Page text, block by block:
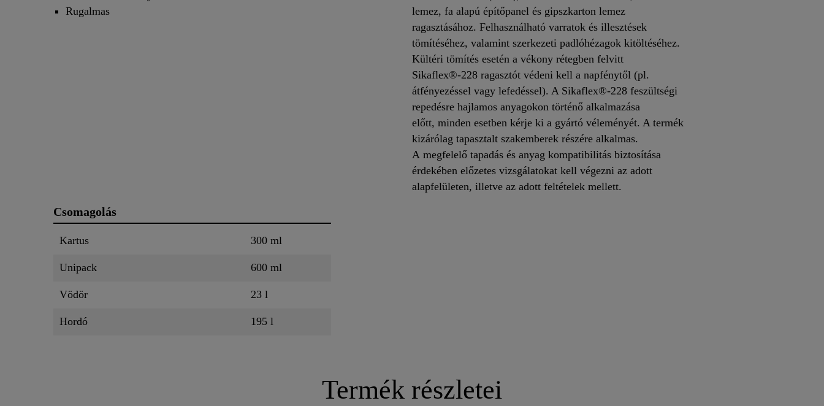
Rugalmas
lemez, fa alapú építőpanel és gipszkarton lemez
ragasztásához. Felhasználható varratok és illesztések
tömítéséhez, valamint szerkezeti padlóhézagok kitöltéséhez.
Kültéri tömítés esetén a vékony rétegben felvitt
Sikaflex®-228 ragasztót védeni kell a napfénytől (pl.
átfényezéssel vagy lefedéssel). A Sikaflex®-228 feszültségi
repedésre hajlamos anyagokon történő alkalmazása
előtt, minden esetben kérje ki a gyártó véleményét. A termék
kizárólag tapasztalt szakemberek részére alkalmas.
A megfelelő tapadás és anyag kompatibilitás biztosítása
érdekében előzetes vizsgálatokat kell végezni az adott
alapfelületen, illetve az adott feltételek mellett.
Csomagolás
Kartus 300 ml
Unipack 600 ml
Vödör 23 l
Hordó 195 l
Termék részletei